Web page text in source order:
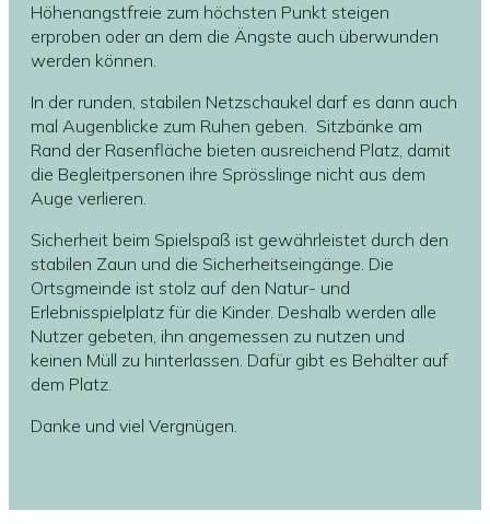
Höhenangstfreie zum höchsten Punkt steigen
erproben oder an dem die Ängste auch überwunden
werden können.
In der runden, stabilen Netzschaukel darf es dann auch
mal Augenblicke zum Ruhen geben. Sitzbänke am
Rand der Rasenfläche bieten ausreichend Platz, damit
die Begleitpersonen ihre Sprösslinge nicht aus dem
Auge verlieren.
Sicherheit beim Spielspaß ist gewährleistet durch den
stabilen Zaun und die Sicherheitseingänge. Die
Ortsgmeinde ist stolz auf den Natur- und
Erlebnisspielplatz für die Kinder. Deshalb werden alle
Nutzer gebeten, ihn angemessen zu nutzen und
keinen Müll zu hinterlassen. Dafür gibt es Behälter auf
dem Platz.
Danke und viel Vergnügen.